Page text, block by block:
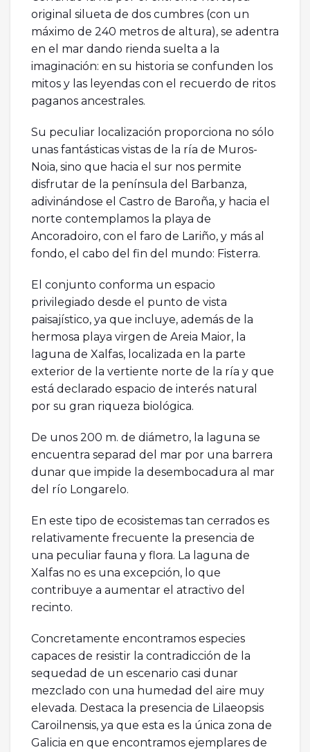
original silueta de dos cumbres (con un
máximo de 240 metros de altura), se adentra
en el mar dando rienda suelta a la
imaginación: en su historia se confunden los
mitos y las leyendas con el recuerdo de ritos
paganos ancestrales.
Su peculiar localización proporciona no sólo
unas fantásticas vistas de la ría de Muros-
Noia, sino que hacia el sur nos permite
disfrutar de la península del Barbanza,
adivinándose el Castro de Baroña, y hacia el
norte contemplamos la playa de
Ancoradoiro, con el faro de Lariño, y más al
fondo, el cabo del fin del mundo: Fisterra.
El conjunto conforma un espacio
privilegiado desde el punto de vista
paisajístico, ya que incluye, además de la
hermosa playa virgen de Areia Maior, la
laguna de Xalfas, localizada en la parte
exterior de la vertiente norte de la ría y que
está declarado espacio de interés natural
por su gran riqueza biológica.
De unos 200 m. de diámetro, la laguna se
encuentra separad del mar por una barrera
dunar que impide la desembocadura al mar
del río Longarelo.
En este tipo de ecosistemas tan cerrados es
relativamente frecuente la presencia de
una peculiar fauna y flora. La laguna de
Xalfas no es una excepción, lo que
contribuye a aumentar el atractivo del
recinto.
Concretamente encontramos especies
capaces de resistir la contradicción de la
sequedad de un escenario casi dunar
mezclado con una humedad del aire muy
elevada. Destaca la presencia de Lilaeopsis
Caroilnensis, ya que esta es la única zona de
Galicia en que encontramos ejemplares de